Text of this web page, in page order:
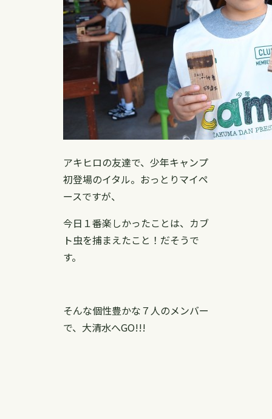
アキヒロの友達で、少年キャンプ
初登場のイタル。おっとりマイペ
ースですが、
今日１番楽しかったことは、カブ
ト虫を捕まえたこと！だそうで
す。
そんな個性豊かな７人のメンバー
で、大清水へGO!!!